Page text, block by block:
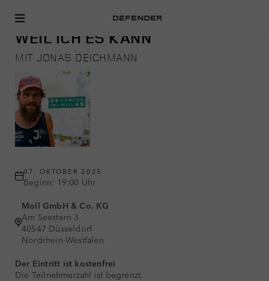
ADVENTURE
WEIL ICH ES KANN
MIT JONAS DEICHMANN
07. OKTOBER 2025
Beginn: 19:00 Uhr
Moll GmbH & Co. KG
Am Seestern 3
40547 Düsseldorf
Nordrhein-Westfalen
Der Eintritt ist kostenfrei
Die Teilnehmerzahl ist begrenzt.